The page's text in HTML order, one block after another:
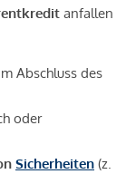
anfallen
Abschluss des
oder
Sicherheiten (z.